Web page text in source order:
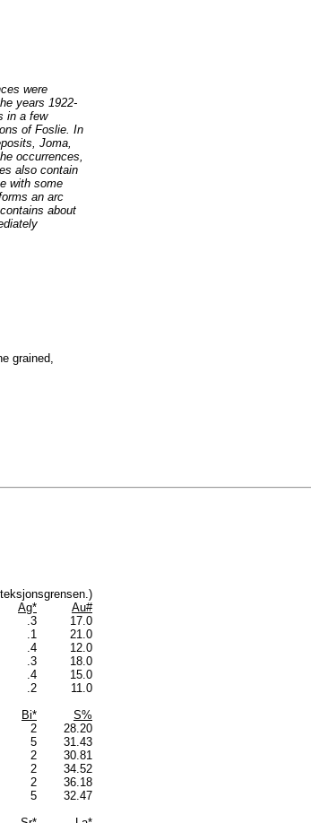
were
years 1922-
in a few
of Foslie. In
Joma,
occurrences,
also contain
with some
an arc
about
grained,
Ag*
Au#
.3
17.0
.1
21.0
.4
12.0
.3
18.0
.4
15.0
.2
11.0
Bi*
S%
2
28.20
5
31.43
2
30.81
2
34.52
2
36.18
5
32.47